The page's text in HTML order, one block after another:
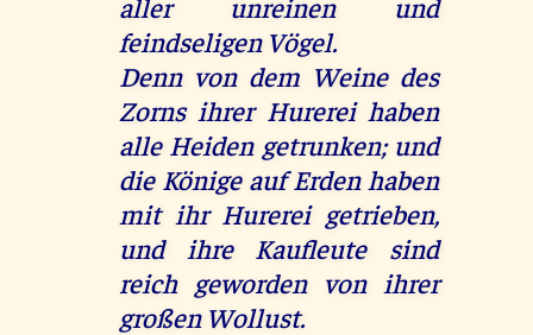
aller unreinen und
feindseligen Vögel.
Denn von dem Weine des
Zorns ihrer Hurerei haben
alle Heiden getrunken; und
die Könige auf Erden haben
mit ihr Hurerei getrieben,
und ihre Kaufleute sind
reich geworden von ihrer
großen Wollust.